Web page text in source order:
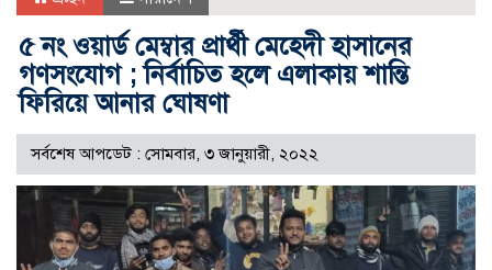
৫ নং ওয়ার্ড মেম্বার প্রার্থী মেহেদী হাসানের
গণসংযোগ ; নির্বাচিত হলে এলাকায় শান্তি
ফিরিয়ে আনার ঘোষণা
সর্বশেষ আপডেট : সোমবার, ৩ জানুয়ারী, ২০২২